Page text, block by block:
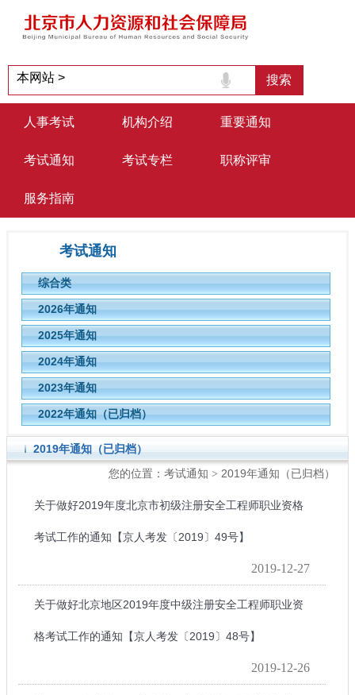
人事考试 机构介绍 重要通知
考试通知 考试专栏 职称评审
服务指南
考试通知
综合类
2026年通知
2025年通知
2024年通知
2023年通知
2022年通知（已归档）
2019年通知（已归档）
您的位置： 考试通知 > 2019年通知（已归档）
关于做好2019年度北京市初级注册安全工程师职业资格
考试工作的通知【京人考发〔2019〕49号】
2019-12-27
关于做好北京地区2019年度中级注册安全工程师职业资
格考试工作的通知【京人考发〔2019〕48号】
2019-12-26